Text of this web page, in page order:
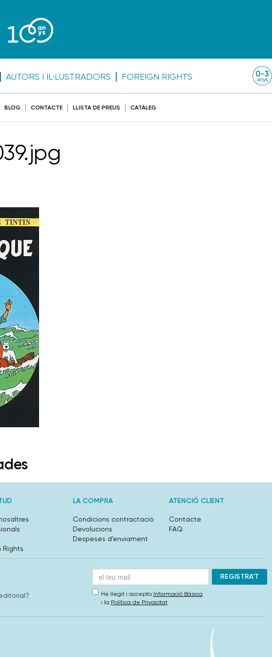
AUTORS I IL·LUSTRADORS FOREIGN RIGHTS
BLOG CONTACTE LLISTA DE PREUS CATÀLEG
Rights
LA COMPRA
Condicions contractació
Devolucions
Despeses d’enviament
ATENCIÓ CLIENT
Contacte
FAQ
He llegit i accepto Informació Bàsica
i la Política de Privacitat.